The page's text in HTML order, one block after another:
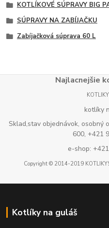
KOTLÍKOVÉ SÚPRAVY BIG
SÚPRAVY NA ZABÍJAČKU
Zabíjačková súprava 60 L
Najlacnejšie
kotlíky
Sklad,stav objednávok, osobný
600, +421
e-shop:
Copyright © 2014-2019
Kotlíky na guláš